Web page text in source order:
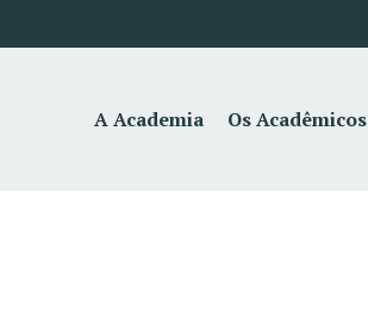
A Academia Os Acadêmicos